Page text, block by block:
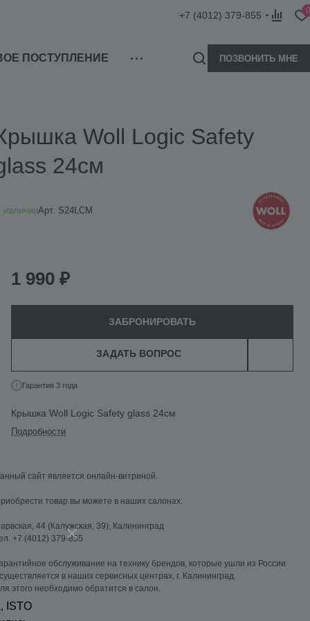
+7 (4012) 379-855 0
ПОСТУПЛЕНИЕ ПОЗВОНИТЬ МНЕ
Woll Logic Safety
24см
наличииАрт. S24LCM
1 990 ₽
ЗАБРОНИРОВАТЬ
ЗАДАТЬ ВОПРОС
Гарантия 3 года
Крышка Woll Logic Safety glass 24см
Подробности
сайт является онлайн-витриной.
товар вы можете в наших салонах:
44 (Калужская, 39), Калининград
+7 (4012) 379-855
обслуживание на технику брендов, которые ушли из России
в наших сервисных центрах, г. Калининград.
этого необходимо обратится в салон.
ISTO